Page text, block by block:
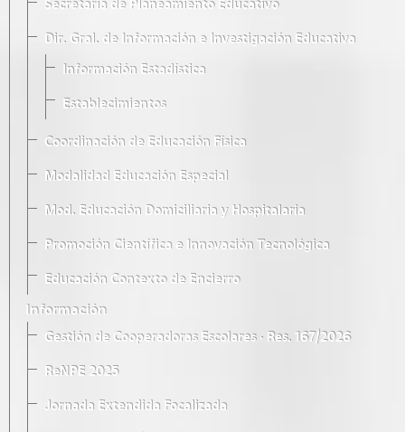
Secretaría de Planeamiento Educativo
Dir. Gral. de Información e Investigación Educativa
Información Estadística
Establecimientos
Coordinación de Educación Física
Modalidad Educación Especial
Mod. Educación Domiciliaria y Hospitalaria
Promoción Científica e Innovación Tecnológica
Educación Contexto de Encierro
Información
Gestión de Cooperadoras Escolares · Res. 167/2026
ReNPE 2025
Jornada Extendida Focalizada